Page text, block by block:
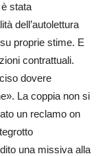
stata
dell’autolettura
proprie stime. E
contrattuali.
dovere
La coppia non si
un reclamo on
una missiva alla